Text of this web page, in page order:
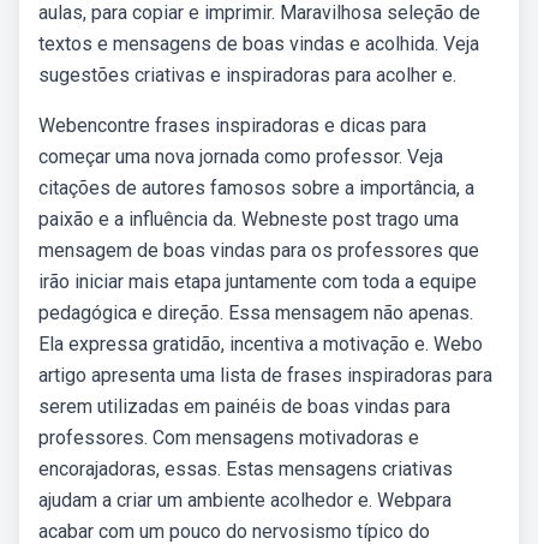
aulas, para copiar e imprimir. Maravilhosa seleção de
textos e mensagens de boas vindas e acolhida. Veja
sugestões criativas e inspiradoras para acolher e.
Webencontre frases inspiradoras e dicas para
começar uma nova jornada como professor. Veja
citações de autores famosos sobre a importância, a
paixão e a influência da. Webneste post trago uma
mensagem de boas vindas para os professores que
irão iniciar mais etapa juntamente com toda a equipe
pedagógica e direção. Essa mensagem não apenas.
Ela expressa gratidão, incentiva a motivação e. Webo
artigo apresenta uma lista de frases inspiradoras para
serem utilizadas em painéis de boas vindas para
professores. Com mensagens motivadoras e
encorajadoras, essas. Estas mensagens criativas
ajudam a criar um ambiente acolhedor e. Webpara
acabar com um pouco do nervosismo típico do